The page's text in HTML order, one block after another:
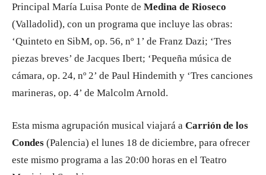
Principal María Luisa Ponte de Medina de Rioseco
(Valladolid), con un programa que incluye las obras:
‘Quinteto en SibM, op. 56, nº 1’ de Franz Dazi; ‘Tres
piezas breves’ de Jacques Ibert; ‘Pequeña música de
cámara, op. 24, nº 2’ de Paul Hindemith y ‘Tres canciones
marineras, op. 4’ de Malcolm Arnold.
Esta misma agrupación musical viajará a Carrión de los
Condes (Palencia) el lunes 18 de diciembre, para ofrecer
este mismo programa a las 20:00 horas en el Teatro